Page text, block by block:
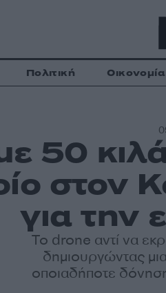
Πολιτική Οικονομία
50
στον
για την
Το drone αντί να
δημιουργώντας
οποιαδήποτε